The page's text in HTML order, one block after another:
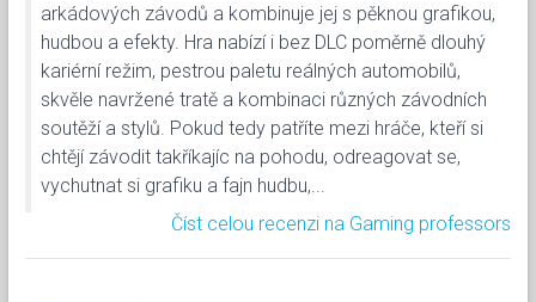
arkádových závodů a kombinuje jej s pěknou grafikou,
hudbou a efekty. Hra nabízí i bez DLC poměrně dlouhý
kariérní režim, pestrou paletu reálných automobilů,
skvěle navržené tratě a kombinaci různých závodních
soutěží a stylů. Pokud tedy patříte mezi hráče, kteří si
chtějí závodit takříkajíc na pohodu, odreagovat se,
vychutnat si grafiku a fajn hudbu,...
Číst celou recenzi na Gaming professors